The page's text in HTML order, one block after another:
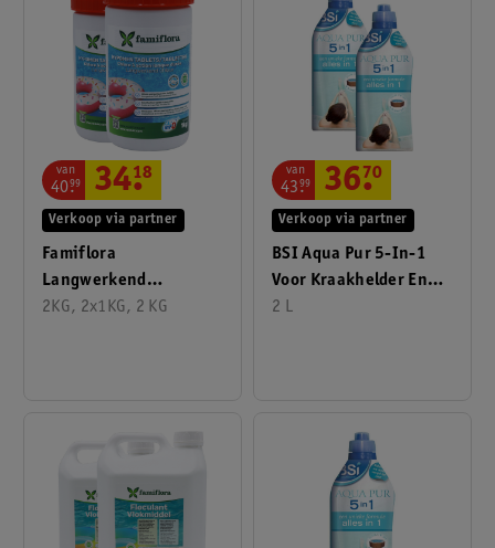
Famiflora
Langwerkend
Anorganisch Chloor
2KG, 2x1KG, 2 KG
Verkoop via partner
van
40.
99 34.
18
BSI Aqua Pur 5-In-1
Voor Kraakhelder En
Zacht Spa Water
2 L
Verkoop via partner
van
43.
99 36.
70